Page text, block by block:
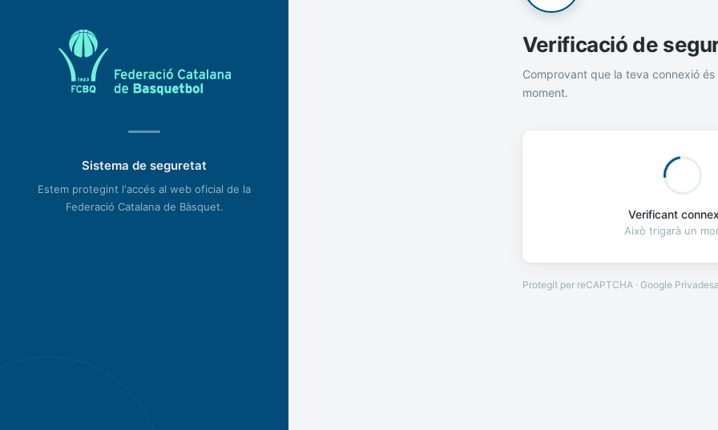
Sistema de seguretat
Estem protegint l'accés al web oficial de la
Federació Catalana de Bàsquet.
Verificació de
Comprovant que la teva connexió és
moment.
Verificant
Això trigarà un
Protegit per reCAPTCHA · Google Privadesa